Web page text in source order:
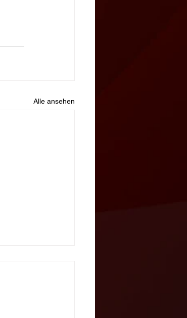
Alle ansehen